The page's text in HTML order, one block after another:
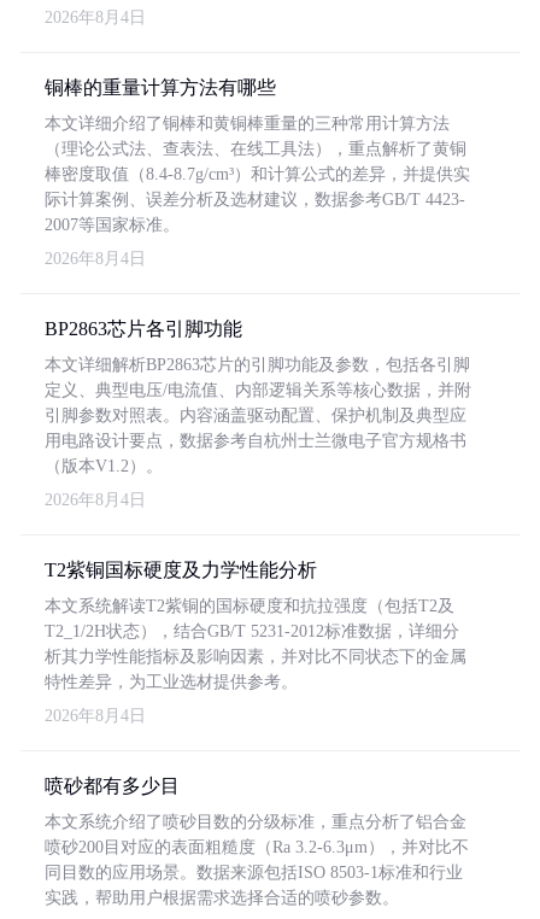
2026年8月4日
铜棒的重量计算方法有哪些
本文详细介绍了铜棒和黄铜棒重量的三种常用计算方法
（理论公式法、查表法、在线工具法），重点解析了黄铜
棒密度取值（8.4-8.7g/cm³）和计算公式的差异，并提供实
际计算案例、误差分析及选材建议，数据参考GB/T 4423-
2007等国家标准。
2026年8月4日
BP2863芯片各引脚功能
本文详细解析BP2863芯片的引脚功能及参数，包括各引脚
定义、典型电压/电流值、内部逻辑关系等核心数据，并附
引脚参数对照表。内容涵盖驱动配置、保护机制及典型应
用电路设计要点，数据参考自杭州士兰微电子官方规格书
（版本V1.2）。
2026年8月4日
T2紫铜国标硬度及力学性能分析
本文系统解读T2紫铜的国标硬度和抗拉强度（包括T2及
T2_1/2H状态），结合GB/T 5231-2012标准数据，详细分
析其力学性能指标及影响因素，并对比不同状态下的金属
特性差异，为工业选材提供参考。
2026年8月4日
喷砂都有多少目
本文系统介绍了喷砂目数的分级标准，重点分析了铝合金
喷砂200目对应的表面粗糙度（Ra 3.2-6.3μm），并对比不
同目数的应用场景。数据来源包括ISO 8503-1标准和行业
实践，帮助用户根据需求选择合适的喷砂参数。